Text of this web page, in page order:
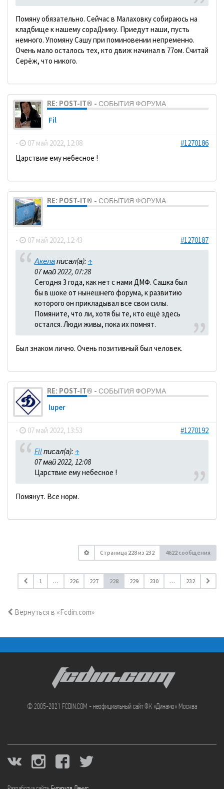
Помяну обязательно. Сейчас в Малаховку собираюсь на
кладбище к нашему сораДнику. Приедут наши, пусть
немного. Упомяну Сашу при поминовении непременно.
Очень мало осталось тех, кто движ начинал в 77ом. Считай
Серёж, что никого.
RE: POST-IT® - СОБЫТИЯ ФОРУМА
Fil
- 07 май 2022, 12:08
#1270186
Царствие ему небесное !
RE: POST-IT® - СОБЫТИЯ ФОРУМА
- 07 май 2022, 12:43 #1270187
Акелаписал(а): ↑
07 май 2022, 07:28
Сегодня 3 года, как нет с нами ДМФ. Сашка был
бы в шоке от нынешнего форума, к развитию
которого он прикладывал все свои силы.
Помяните, что ли, хотя бы те, кто ещё здесь
остался. Люди живы, пока их помнят.
Был знаком лично. Очень позитивный был человек.
RE: POST-IT® - СОБЫТИЯ ФОРУМА
luper
- 07 май 2022, 13:53 #1270192
Filписал(а): ↑
07 май 2022, 12:08
Царствие ему небесное !
Помянут. Все норм.
Страница 228из 232 4622 сообщения
1 … 226 227 228 229 230 … 232
Вернуться в «Fcdin.com»
FCDIN.COM
© 2005-2021 FCDIN.COM - неофициальный сайт ФК «Динамо» Москва